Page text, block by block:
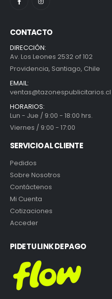
CONTACTO
DIRECCIÓN:
Av. Los Leones 2532 of 102
Providencia, Santiago, Chile
EMAIL:
ventas@tazonespublicitarios.cl
HORARIOS:
Lun - Jue / 9:00 - 18:00 hrs.
Viernes / 9:00 - 17:00
SERVICIO AL CLIENTE
Pedidos
Sobre Nosotros
Contáctenos
Mi Cuenta
Cotizaciones
Acceder
PIDE TU LINK DE PAGO